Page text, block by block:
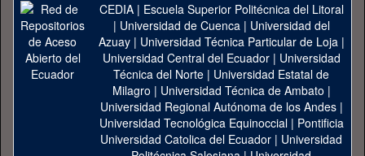
CEDIA| Escuela Superior Politécnica del Litoral
| Universidad de Cuenca| Universidad del
Azuay| Universidad Técnica Particular de Loja|
Universidad Central del Ecuador| Universidad
Técnica del Norte | Universidad Estatal de
Milagro | Universidad Técnica de Ambato |
Universidad Regional Autónoma de los Andes|
Universidad Tecnológica Equinoccial| Pontificia
Universidad Catolica del Ecuador | Universidad